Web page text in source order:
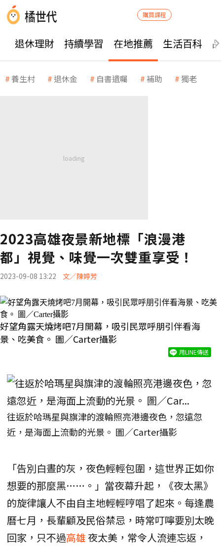
購買課程
退休理財 持續學習 在地推薦 生活百科
養生村 退休金 自書遺囑 補助 獨老
2023高雄夜景新地標「浪漫港
都」視覺、味覺一次雙重享受！
2023-09-08 13:22 文／陳婷芳
好望角露天燒烤吧7月開幕，吸引民眾呼朋引伴看海
景、吃美食。 圖／Carter攝影
用LINE傳送
往返於哈瑪星與旗津的渡輪照亮港邊夜色，忽遠忽
近，是海面上流動的光景。 圖／Carter攝影
「告別白晝的灰，夜色輕輕包圍，這世界正如你
想要的那麼黑……。」當夜幕升起，《夜太黑》
的旋律讓人不由自主地輕輕哼唱了起來。每逢農
曆七月，長輩顧及民俗禁忌，時常叮嚀要別太晚
回家，只不過高雄夜太美，常令人流連忘返，